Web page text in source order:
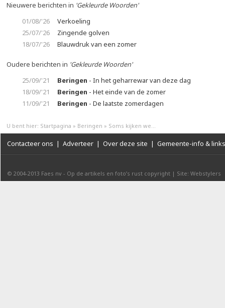
Nieuwere berichten in 'Gekleurde Woorden'
01/08/'26
Verkoeling
25/07/'26
Zingende golven
18/07/'26
Blauwdruk van een zomer
Oudere berichten in 'Gekleurde Woorden'
25/09/'21
Beringen - In het geharrewar van deze dag
18/09/'21
Beringen - Het einde van de zomer
11/09/'21
Beringen - De laatste zomerdagen
U bent hier: Startpagina » Beringen » Soms kijken we...
Contacteer ons | Adverteer | Over deze site | Gemeente-info & links
© 2004-2013 Faes nv - Op de artikels en foto’s rust copyright | Site: Webstylers